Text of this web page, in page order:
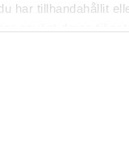
har tillhandahållit
att du besöker
via en enhet
leveranser utanför
ett köp måste
1963 och
Med
i utbudet, finns